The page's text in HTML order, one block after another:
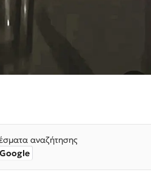
αναζήτησης